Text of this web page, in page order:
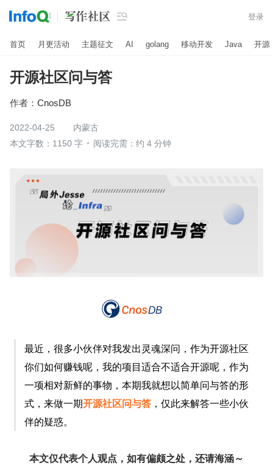
 登录
首页 月更活动 主题征文 AI golang 移动开发 Java 开源
开源社区问与答
作者： CnosDB
2022-04-25
内蒙古
本文字数：1150 字
阅读完需：约 4 分钟
最近，很多小伙伴对我发出灵魂深问，作为开源社区
你们如何赚钱呢，我的项目适合不适合开源呢，作为
一项相对新鲜的事物，本期我就想以简单问与答的形
式，来做一期开源社区问与答 ，仅此来解答一些小伙
伴的疑惑。
本文仅代表个人观点，如有偏颇之处，还请海涵～